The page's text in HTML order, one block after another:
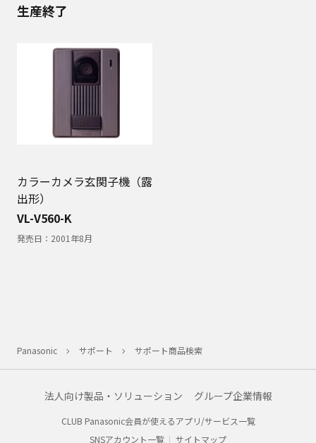
生産終了
カラーカメラ玄関子機（露
出形）
VL-V560-K
発売日： 2001年8月
Panasonic サポート サポート商品検索
法人向け製品・ソリューション グループ企業情報
CLUB Panasonic会員が使えるアプリ/サービス一覧
SNSアカウント一覧
サイトマップ